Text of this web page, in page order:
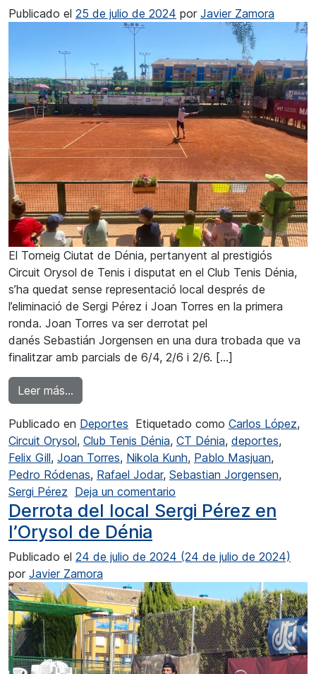
Publicado el 25 de julio de 2024 por Javier Zamora
El Torneig Ciutat de Dénia, pertanyent al prestigiós
Circuit Orysol de Tenis i disputat en el Club Tenis Dénia,
s’ha quedat sense representació local després de
l’eliminació de Sergi Pérez i Joan Torres en la primera
ronda. Joan Torres va ser derrotat pel
danés Sebastián Jorgensen en una dura trobada que va
finalitzar amb parcials de 6/4, 2/6 i 2/6. […]
Leer más…
Publicado en Deportes Etiquetado como Carlos López,
Circuit Orysol, Club Tenis Dénia, CT Dénia, deportes,
Felix Gill, Joan Torres, Nikola Kunh, Pablo Masjuan,
Pedro Ródenas, Rafael Jodar, Sebastian Jorgensen,
Sergi Pérez Deja un comentario
Derrota del local Sergi Pérez en
l’Orysol de Dénia
Publicado el 24 de julio de 2024 (24 de julio de 2024)
por Javier Zamora